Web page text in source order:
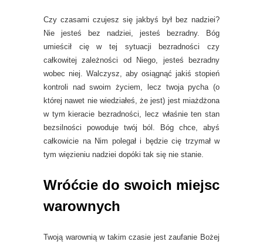
Czy czasami czujesz się jakbyś był bez nadziei?
Nie jesteś bez nadziei, jesteś bezradny. Bóg
umieścił cię w tej sytuacji bezradności czy
całkowitej zależności od Niego, jesteś bezradny
wobec niej. Walczysz, aby osiągnąć jakiś stopień
kontroli nad swoim życiem, lecz twoja pycha (o
której nawet nie wiedziałeś, że jest) jest miażdżona
w tym kieracie bezradności, lecz właśnie ten stan
bezsilności powoduje twój ból. Bóg chce, abyś
całkowicie na Nim polegał i będzie cię trzymał w
tym więzieniu nadziei dopóki tak się nie stanie.
Wróćcie do swoich miejsc
warownych
Twoją warownią w takim czasie jest zaufanie Bożej